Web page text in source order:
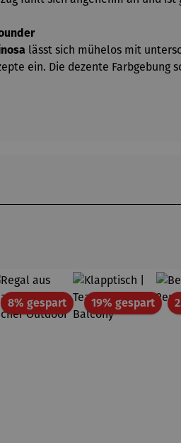
lässt sich mühelos mit
ein. Die dezente
8% gespartRabatt19% gespart